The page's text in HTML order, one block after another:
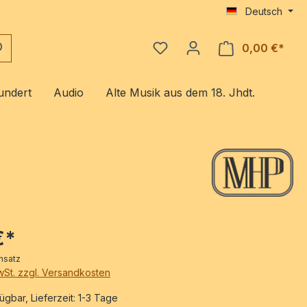
Deutsch
0,00 €*
Audio Alte Musik aus dem 18. Jhdt.
zzgl. Versandkosten
Lieferzeit: 1-3 Tage